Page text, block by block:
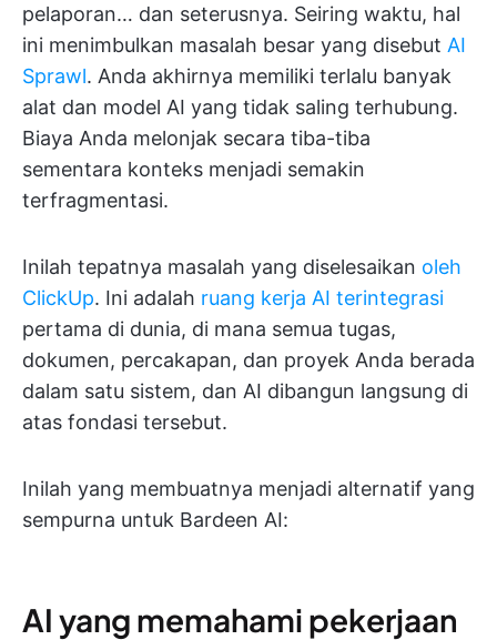
pelaporan… dan seterusnya. Seiring waktu, hal
ini menimbulkan masalah besar yang disebut AI
Sprawl. Anda akhirnya memiliki terlalu banyak
alat dan model AI yang tidak saling terhubung.
Biaya Anda melonjak secara tiba-tiba
sementara konteks menjadi semakin
terfragmentasi.
Inilah tepatnya masalah yang diselesaikan oleh
ClickUp. Ini adalah ruang kerja AI terintegrasi
pertama di dunia, di mana semua tugas,
dokumen, percakapan, dan proyek Anda berada
dalam satu sistem, dan AI dibangun langsung di
atas fondasi tersebut.
Inilah yang membuatnya menjadi alternatif yang
sempurna untuk Bardeen AI:
AI yang memahami pekerjaan